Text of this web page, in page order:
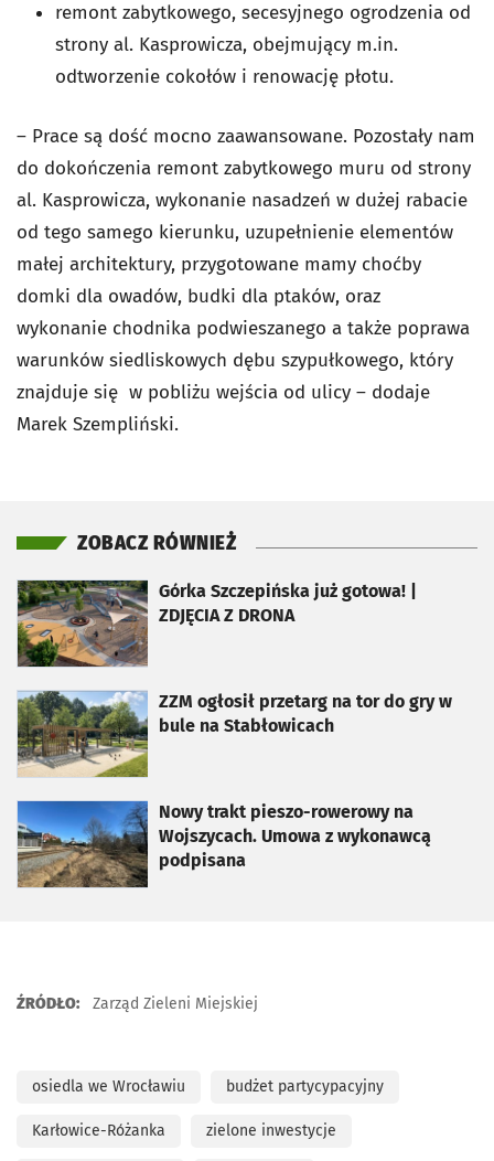
remont zabytkowego, secesyjnego ogrodzenia od
strony al. Kasprowicza, obejmujący m.in.
odtworzenie cokołów i renowację płotu.
– Prace są dość mocno zaawansowane. Pozostały nam
do dokończenia remont zabytkowego muru od strony
al. Kasprowicza, wykonanie nasadzeń w dużej rabacie
od tego samego kierunku, uzupełnienie elementów
małej architektury, przygotowane mamy choćby
domki dla owadów, budki dla ptaków, oraz
wykonanie chodnika podwieszanego a także poprawa
warunków siedliskowych dębu szypułkowego, który
znajduje się w pobliżu wejścia od ulicy – dodaje
Marek Szempliński.
ZOBACZ RÓWNIEŻ
Górka Szczepińska już gotowa! |
ZDJĘCIA Z DRONA
otworzy się w nowej karcie
ZZM ogłosił przetarg na tor do gry w
bule na Stabłowicach
otworzy się w nowej karcie
Nowy trakt pieszo-rowerowy na
Wojszycach. Umowa z wykonawcą
podpisana
otworzy się w nowej karcie
ŹRÓDŁO: Zarząd Zieleni Miejskiej
osiedla we Wrocławiu budżet partycypacyjny
Karłowice-Różanka zielone inwestycje